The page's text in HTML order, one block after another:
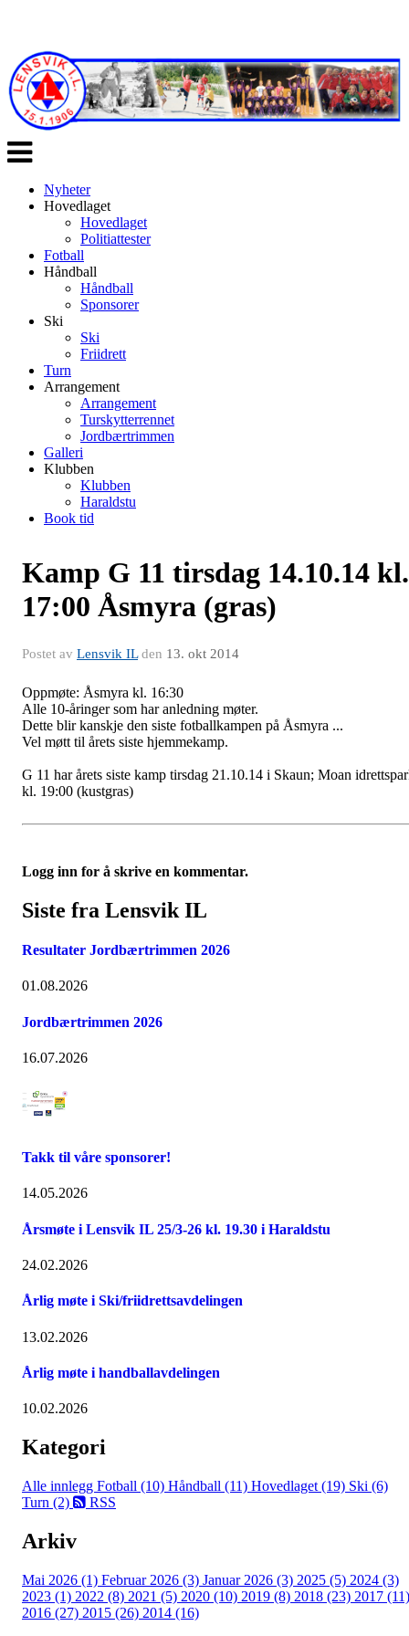
Veksle
navigasjon
Nyheter
Hovedlaget
Hovedlaget
Politiattester
Fotball
Håndball
Håndball
Sponsorer
Ski
Ski
Friidrett
Turn
Arrangement
Arrangement
Turskytterrennet
Jordbærtrimmen
Galleri
Klubben
Klubben
Haraldstu
Book tid
Kamp G 11 tirsdag 14.10.14 kl.
17:00 Åsmyra (gras)
Postet av Lensvik ILden 13. okt 2014
Oppmøte: Åsmyra kl. 16:30
Alle 10-åringer som har anledning møter.
Dette blir kanskje den siste fotballkampen på Åsmyra ...
Vel møtt til årets siste hjemmekamp.
G 11 har årets siste kamp tirsdag 21.10.14 i Skaun; Moan
kl. 19:00 (kustgras)
Logg inn for å skrive en kommentar.
Siste fra Lensvik IL
Resultater Jordbærtrimmen 2026
01.08.2026
Jordbærtrimmen 2026
16.07.2026
Takk til våre sponsorer!
14.05.2026
Årsmøte i Lensvik IL 25/3-26 kl. 19.30 i Haraldstu
24.02.2026
Årlig møte i Ski/friidrettsavdelingen
13.02.2026
Årlig møte i handballavdelingen
10.02.2026
Kategori
Alle innlegg Fotball (10) Håndball (11) Hovedlaget (19) Ski (6)
Turn (2)
RSS
Arkiv
Mai 2026 (1) Februar 2026 (3) Januar 2026 (3) 2025 (5) 2024 (3)
2023 (1) 2022 (8) 2021 (5) 2020 (10) 2019 (8) 2018 (23) 2017 (11)
2016 (27) 2015 (26) 2014 (16)